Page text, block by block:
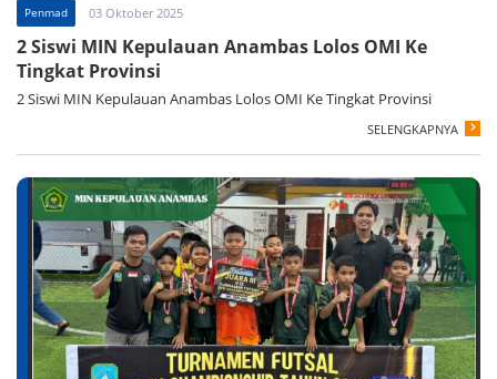
Penmad 03 Oktober 2025
2 Siswi MIN Kepulauan Anambas Lolos OMI Ke
Tingkat Provinsi
2 Siswi MIN Kepulauan Anambas Lolos OMI Ke Tingkat Provinsi
SELENGKAPNYA